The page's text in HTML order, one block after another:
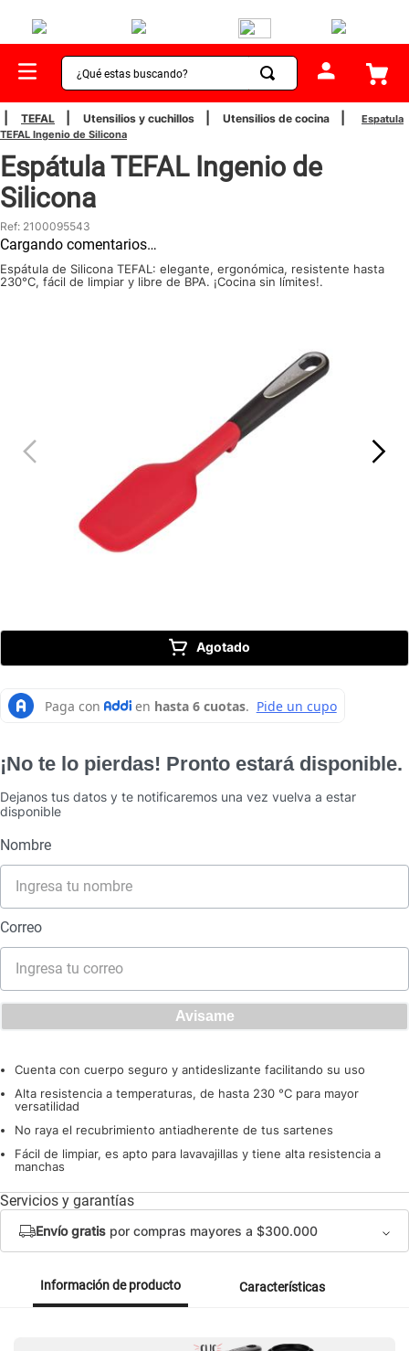
¿Qué estas buscando?
TEFAL Utensilios y cuchillos Utensilios de cocina
Espatula
TEFAL Ingenio de Silicona
Espátula TEFAL Ingenio de
Silicona
Ref: 2100095543
Cargando comentarios…
Espátula de Silicona TEFAL: elegante, ergonómica, resistente hasta
230°C, fácil de limpiar y libre de BPA. ¡Cocina sin límites!.
Agotado
¡No te lo pierdas! Pronto estará disponible.
Dejanos tus datos y te notificaremos una vez vuelva a estar
disponible
Cuenta con cuerpo seguro y antideslizante facilitando su uso
Alta resistencia a temperaturas, de hasta 230 °C para mayor
versatilidad
No raya el recubrimiento antiadherente de tus sartenes
Fácil de limpiar, es apto para lavavajillas y tiene alta resistencia a
manchas
Servicios y garantías
Envío gratis por compras mayores a $300.000
Información de producto Características
TÉRMINOS MÁS BUSCADOS
1.
bateria
5.
ventilador